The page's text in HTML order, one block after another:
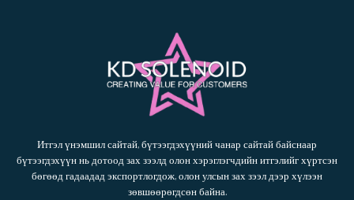
Итгэл үнэмшил сайтай, бүтээгдэхүүний чанар сайтай байснаар
бүтээгдэхүүн нь дотоод зах зээлд олон хэрэглэгчдийн итгэлийг хүртсэн
бөгөөд гадаадад экспортлогдож, олон улсын зах зээл дээр хүлээн
зөвшөөрөгдсөн байна.